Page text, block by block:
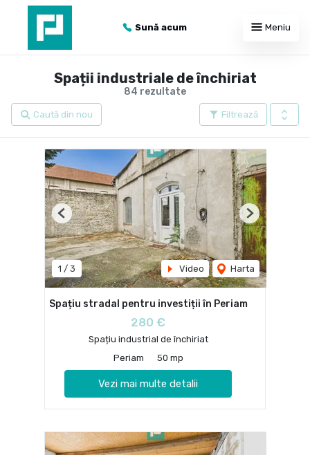
Sună acum Meniu
84 rezultate
Spații industriale de închiriat
Filtrează
Caută din nou
1 / 3 Video Harta
Previous Next
Spațiu stradal pentru investiții în Periam
280 €
Spațiu industrial de închiriat
Periam
50 mp
Vezi mai multe detalii